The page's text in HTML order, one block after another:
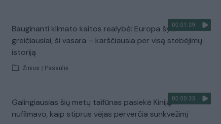
00:01:09
Bauginanti klimato kaitos realybė: Europa šyla
greičiausiai, ši vasara – karščiausia per visą stebėjimų
istoriją
Žinios Pasaulis
00:00:33
Galingiausias šių metų taifūnas pasiekė Kiniją:
nufilmavo, kaip stiprus vėjas perverčia sunkvežimį